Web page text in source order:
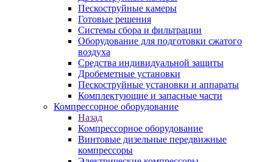
Пескоструйные камеры
Готовые решения
Системы сбора и фильтрации
Оборудование для подготовки сжатого
воздуха
Средства индивидуальной защиты
Дробеметные установки
Пескоструйные установки и аппараты
Комплектующие и запасные части
Компрессорное оборудование
Назад
Компрессорное оборудование
Винтовые дизельные передвижные
компрессоры